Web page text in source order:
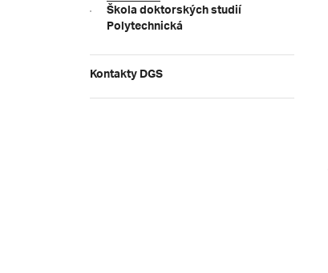
Škola doktorských studií
Polytechnická
Kontakty DGS